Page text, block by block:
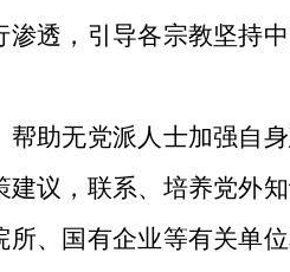
透，引导各宗教坚持
助无党派人士加强自
建议，联系、培养党外
、国有企业等有关单